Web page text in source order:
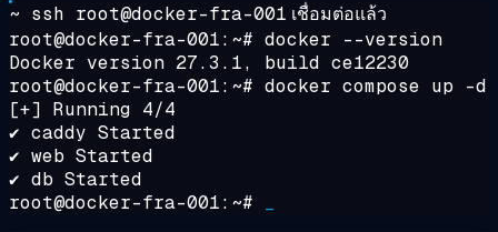
~ ssh root@docker-fra-001 เชื่อมต่อแล้ว
root@docker-fra-001:~# docker --version
Docker version 27.3.1, build ce12230
root@docker-fra-001:~# docker compose up -d
[+] Running 4/4
✔ caddy Started
✔ web Started
✔ db Started
root@docker-fra-001:~#